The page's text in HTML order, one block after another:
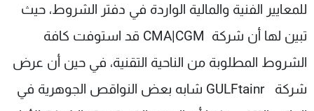
للمعايير الفنية والمالية الواردة في دفتر الشروط، حيث
تبين لها أن شركة CMA|CGM قد استوفت كافة
الشروط المطلوبة من الناحية التقنية، في حين أن عرض
شركة GULFtainr شابه بعض النواقص الجوهرية في